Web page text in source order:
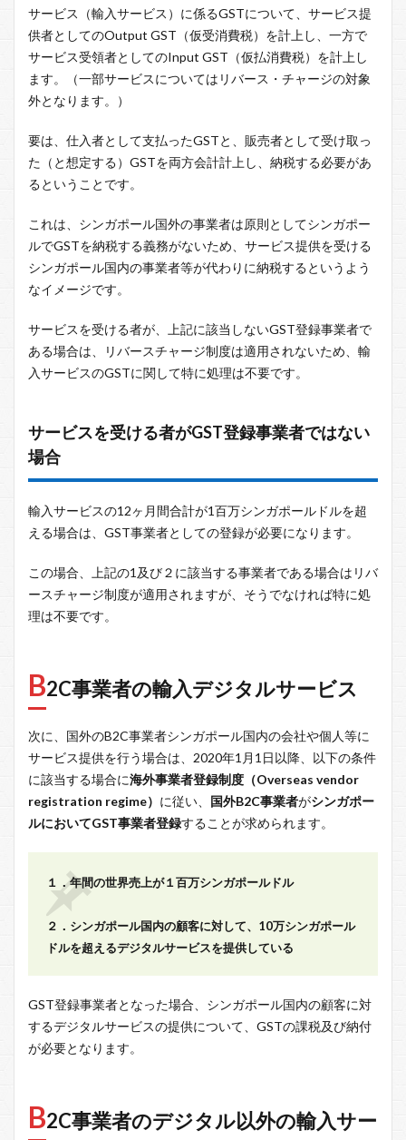
サービス（輸入サービス）に係るGSTについて、サービス提
供者としてのOutput GST（仮受消費税）を計上し、一方で
サービス受領者としてのInput GST（仮払消費税）を計上し
ます。（一部サービスについてはリバース・チャージの対象
外となります。）
要は、仕入者として支払ったGSTと、販売者として受け取っ
た（と想定する）GSTを両方会計計上し、納税する必要があ
るということです。
これは、シンガポール国外の事業者は原則としてシンガポー
ルでGSTを納税する義務がないため、サービス提供を受ける
シンガポール国内の事業者等が代わりに納税するというよう
なイメージです。
サービスを受ける者が、上記に該当しないGST登録事業者で
ある場合は、リバースチャージ制度は適用されないため、輸
入サービスのGSTに関して特に処理は不要です。
サービスを受ける者がGST登録事業者ではない
場合
輸入サービスの12ヶ月間合計が1百万シンガポールドルを超
える場合は、GST事業者としての登録が必要になります。
この場合、上記の1及び２に該当する事業者である場合はリバ
ースチャージ制度が適用されますが、そうでなければ特に処
理は不要です。
B2C事業者の輸入デジタルサービス
次に、国外のB2C事業者シンガポール国内の会社や個人等に
サービス提供を行う場合は、2020年1月1日以降、以下の条件
に該当する場合に海外事業者登録制度（Overseas vendor
registration regime） に従い、 国外B2C事業者がシンガポー
ルにおいてGST事業者登録することが求められます。
１．年間の世界売上が１百万シンガポールドル
２．シンガポール国内の顧客に対して、10万シンガポール
ドルを超えるデジタルサービスを提供している
GST登録事業者となった場合、シンガポール国内の顧客に対
するデジタルサービスの提供について、GSTの課税及び納付
が必要となります。
B2C事業者のデジタル以外の輸入サー